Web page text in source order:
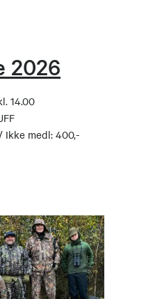
2026
14.00
Ikke medl: 400,-